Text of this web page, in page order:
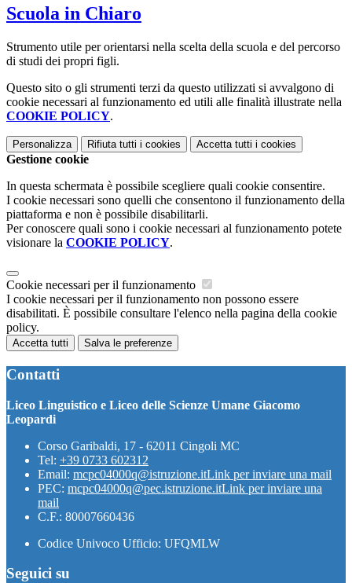
Scuola in Chiaro
Strumento utile per orientarsi nella scelta della scuola e del percorso
di studi dei propri figli.
Questo sito o gli strumenti terzi da questo utilizzati si avvalgono di
cookie necessari al funzionamento ed utili alle finalità illustrate nella
COOKIE POLICY.
Personalizza Rifiuta tutti i cookies Accetta tutti i cookies
Gestione cookie
In questa schermata è possibile scegliere quali cookie consentire.
I cookie necessari sono quelli che consentono il funzionamento della
piattaforma e non è possibile disabilitarli.
Per conoscere quali sono i cookie necessari al funzionamento potete
visionare la COOKIE POLICY.
Cookie necessari per il funzionamento
I cookie necessari per il funzionamento non possono essere
disabilitati. È possibile consultare l'elenco nella pagina della cookie
policy.
Accetta tutti Salva le preferenze
Contatti
Liceo Linguistico e Liceo delle Scienze Umane Giacomo
Leopardi
Corso Garibaldi, 17 - 62011 Cingoli MC
Tel: +39 0733 602312
Email: mcpc04000q@istruzione.itLink per inviare una mail
PEC: mcpc04000q@pec.istruzione.itLink per inviare una
mail
C.F.: 80007660436
Codice Univoco Ufficio: UFQMLW
Seguici su